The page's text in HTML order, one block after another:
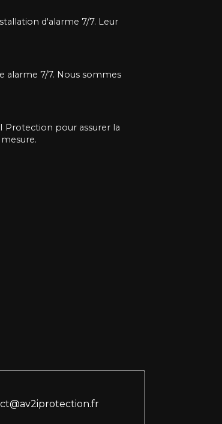
d'alarme 7/7. Leur
alarme 7/7. Nous sommes
Protection pour assurer la